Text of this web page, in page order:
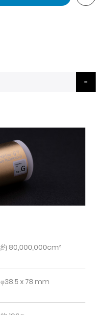
約 80,000,000cm²
φ38.5 x 78 mm